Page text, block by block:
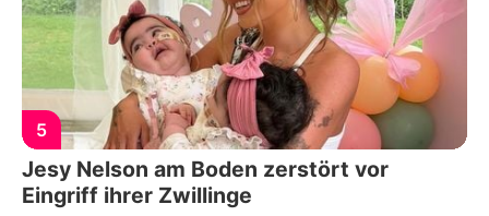
5
Jesy Nelson am Boden zerstört vor
Eingriff ihrer Zwillinge